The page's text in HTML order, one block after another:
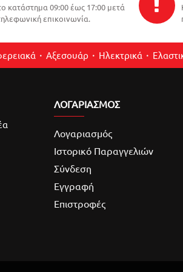
κατάστημα 09:00 έως 17:00 μετά
επικοινωνία.
Αξεσουάρ Ηλεκτρικά
ΛΟΓΑΡΙΑΣΜΌΣ
Λογαριασμός
Ιστορικό Παραγγελιών
Σύνδεση
Εγγραφή
Επιστροφές